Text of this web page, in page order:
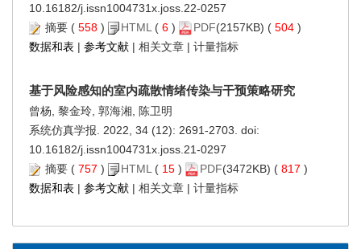
10.16182/j.issn1004731x.joss.22-0257
摘要 ( 558 ) HTML ( 6 ) PDF(2157KB) ( 504 )
数据和表 | 参考文献 | 相关文章 | 计量指标
基于风险感知的室内疏散情绪传染与干预策略研究
曾杨, 黎金玲, 郭海湘, 陈卫明
系统仿真学报. 2022, 34 (12): 2691-2703. doi:
10.16182/j.issn1004731x.joss.21-0297
摘要 ( 757 ) HTML ( 15 ) PDF(3472KB) ( 817 )
数据和表 | 参考文献 | 相关文章 | 计量指标